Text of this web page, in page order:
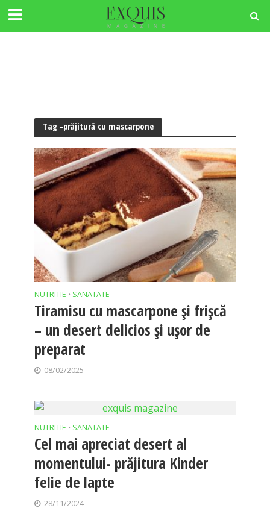
Tag -prăjitură cu mascarpone
NUTRITIE • SANATATE
Tiramisu cu mascarpone și frișcă
– un desert delicios și ușor de
preparat
08/02/2025
NUTRITIE • SANATATE
Cel mai apreciat desert al
momentului- prăjitura Kinder
felie de lapte
28/11/2024